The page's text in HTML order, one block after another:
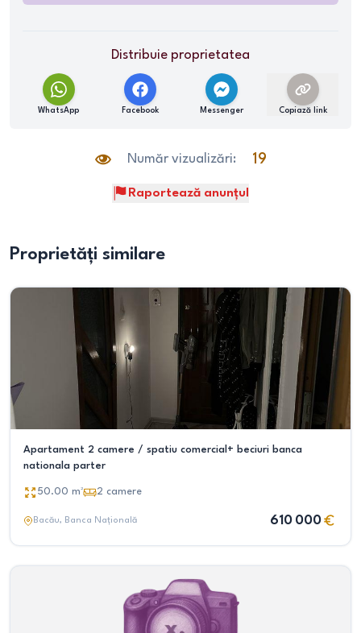
Distribuie proprietatea
WhatsApp Facebook Messenger Copiază link
Număr vizualizări: 19
Raportează anunțul
Proprietăți similare
Apartament 2 camere / spatiu comercial+ beciuri banca
nationala parter
50.00 m² 2 camere
Bacău, Banca Națională 610 000